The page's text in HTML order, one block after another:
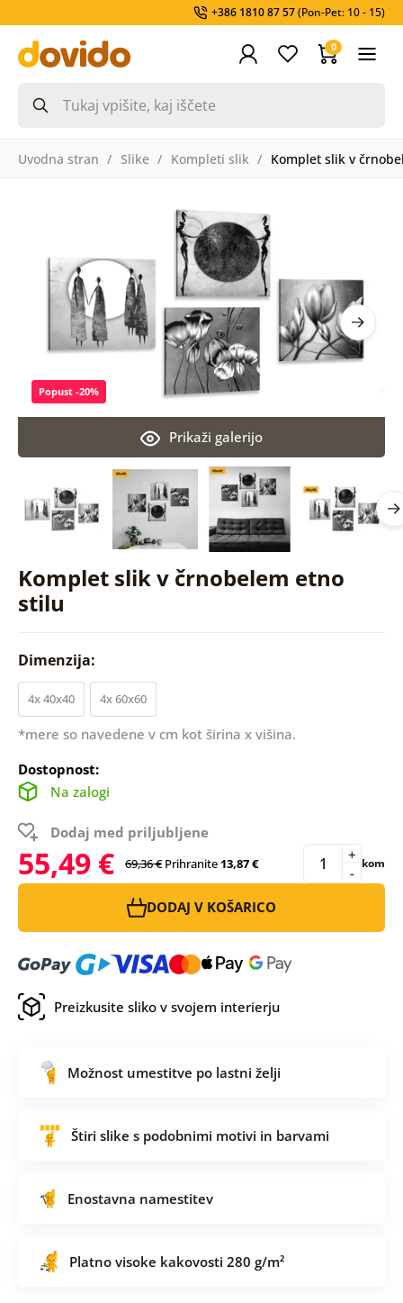
+386 1810 87 57(Pon-Pet: 10 - 15)
0
Uvodna stran Slike Kompleti slik Komplet slik v
Komplet slik v črnobelem etno
stilu
Prikaži galerijo
Popust -20%
Dimenzija:
4x 40x40 4x 60x60
*mere so navedene v cm kot širina x višina.
Dostopnost:
Na zalogi
Dodaj med priljubljene
55,49 € 69,36 € Prihranite13,87 € -
+ kom
DODAJ V KOŠARICO
Preizkusite sliko v svojem interierju
Možnost umestitve po lastni želji
Štiri slike s podobnimi motivi in barvami
Enostavna namestitev
Platno visoke kakovosti 280 g/m²